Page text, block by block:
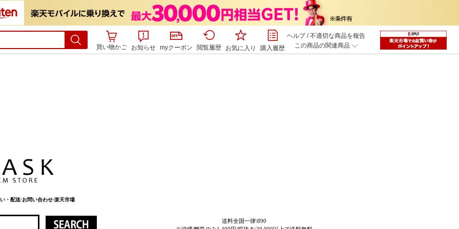
買い物かご お知らせ myクーポン 閲覧履歴 お気に入り 購入履歴
ヘルプ/不適切な商品を報告
この商品の関連商品